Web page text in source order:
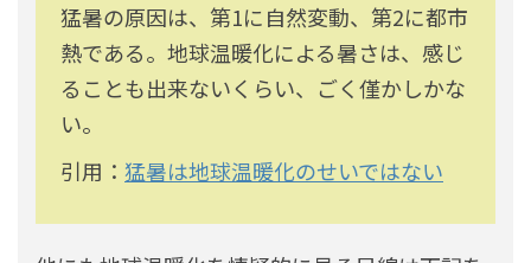
猛暑の原因は、第1に自然変動、第2に都市
熱である。地球温暖化による暑さは、感じ
ることも出来ないくらい、ごく僅かしかな
い。
引用： 猛暑は地球温暖化のせいではない